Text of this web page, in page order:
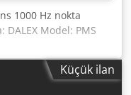
1000 Hz nokta
DALEX Model: PMS
etkili silindirli %20
kısa devre akımı:
Elektrot kuvveti: 60-
550 kg
Küçük ilan